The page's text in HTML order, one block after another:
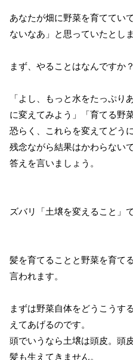
あなたが畑に野菜を育ててい
ないなあ」と思っていたとし
まず、やることはなんですか？
「よし、もっと水をたっぷり
に変えてみよう」「育てる野
恐らく、これらを変えてどう
残念ながら結果はかわらない
答えを言いましょう。
ズバリ「土壌を変えること」で
髪を育てることと野菜を育て
言われます。
まずは野菜自体をどうこうす
えてあげるのです。
頭でいうなら土壌は頭皮。頭
髪も生えてきません。